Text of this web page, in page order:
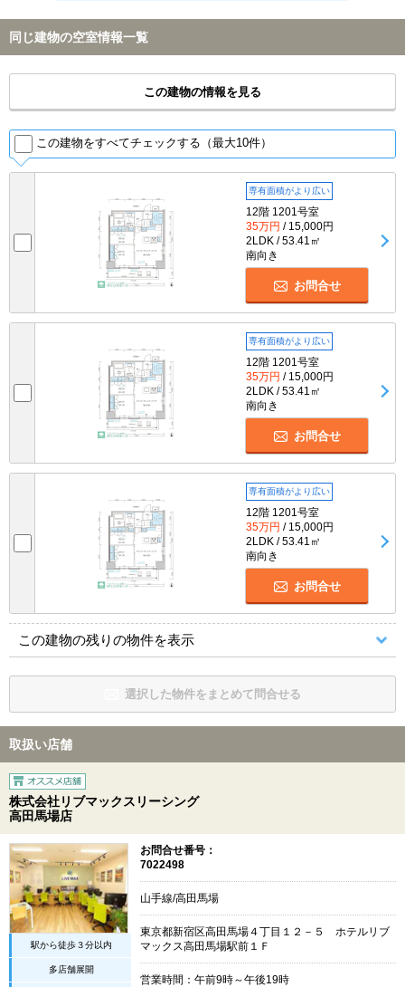
同じ建物の空室情報一覧
この建物の情報を見る
この建物をすべてチェックする（最大10件）
専有面積がより広い
12階 1201号室
35万円 / 15,000円
2LDK / 53.41㎡
南向き
お問合せ
専有面積がより広い
12階 1201号室
35万円 / 15,000円
2LDK / 53.41㎡
南向き
お問合せ
専有面積がより広い
12階 1201号室
35万円 / 15,000円
2LDK / 53.41㎡
南向き
お問合せ
この建物の残りの物件を表示
選択した物件をまとめて問合せる
取扱い店舗
株式会社リブマックスリーシング
高田馬場店
駅から徒歩３分以内
多店舗展開
お問合せ番号：
7022498
山手線/高田馬場
東京都新宿区高田馬場４丁目１２－５ ホテルリブ
マックス高田馬場駅前１Ｆ
営業時間：午前9時～午後19時